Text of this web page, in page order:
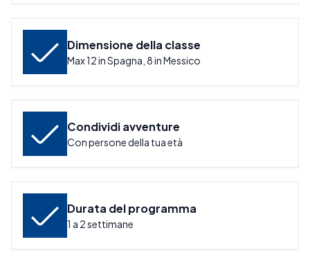
Dimensione della classe
Max 12 in Spagna, 8 in Messico
Condividi avventure
Con persone della tua età
Durata del programma
1 a 2 settimane